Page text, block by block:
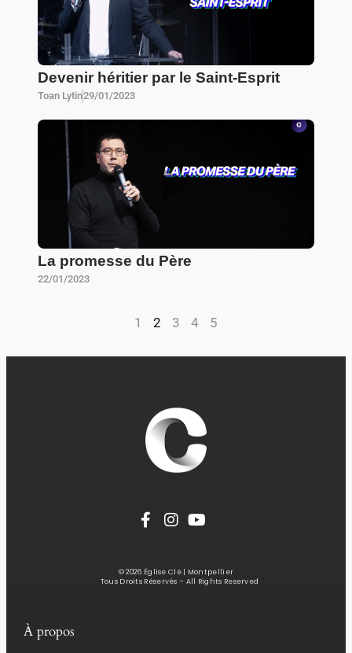
Devenir héritier par le Saint-Esprit
Toan Lytin29/01/2023
La promesse du Père
22/01/2023
1 2 3 4 5
© 2026 Église Clé | Montpellier
Tous Droits Réservés – All Rights Reserved
À propos